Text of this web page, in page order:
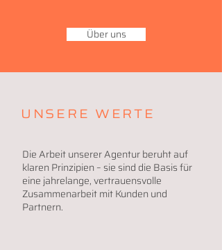
Über uns
UNSERE WERTE
Die Arbeit unserer Agentur beruht auf
klaren Prinzipien – sie sind die Basis für
eine jahrelange, vertrauensvolle
Zusammenarbeit mit Kunden und
Partnern.